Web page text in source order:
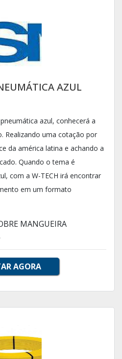
AZUL
azul, conhecerá a
Realizando uma cotação por
da américa latina e achando a
Quando o tema é
com a W-TECH irá encontrar
em um formato
MANGUEIRA
AGORA